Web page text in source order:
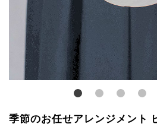
季節のお任せアレンジメント